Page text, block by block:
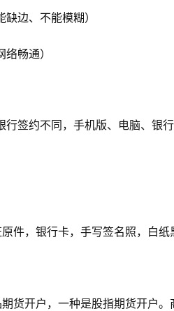
边、不能模糊）
畅通）
约不同，手机版、电脑、银行
，银行卡，手写签名照，白纸
开户，一种是股指期货开户。